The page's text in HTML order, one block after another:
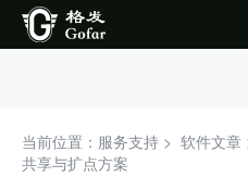
当前位置：服务支持 > 软件文章
共享与扩点方案